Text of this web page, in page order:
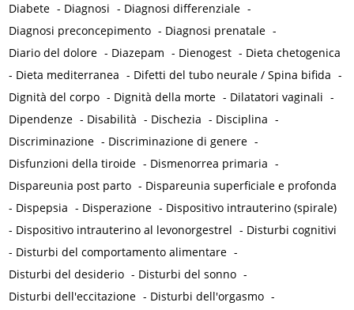
Diabete - Diagnosi - Diagnosi differenziale -
Diagnosi preconcepimento - Diagnosi prenatale -
Diario del dolore - Diazepam - Dienogest - Dieta chetogenica
- Dieta mediterranea - Difetti del tubo neurale / Spina bifida -
Dignità del corpo - Dignità della morte - Dilatatori vaginali -
Dipendenze - Disabilità - Dischezia - Disciplina -
Discriminazione - Discriminazione di genere -
Disfunzioni della tiroide - Dismenorrea primaria -
Dispareunia post parto - Dispareunia superficiale e profonda
- Dispepsia - Disperazione - Dispositivo intrauterino (spirale)
- Dispositivo intrauterino al levonorgestrel - Disturbi cognitivi
- Disturbi del comportamento alimentare -
Disturbi del desiderio - Disturbi del sonno -
Disturbi dell'eccitazione - Disturbi dell'orgasmo -